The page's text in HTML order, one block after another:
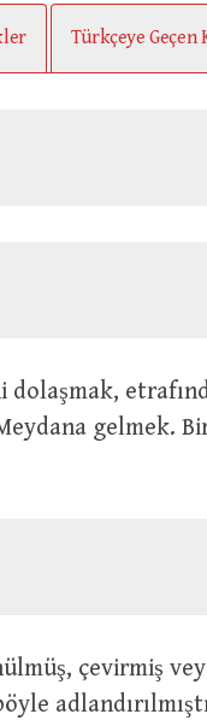
Türkçeye Geçen
gelmek.